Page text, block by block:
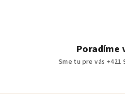
Poradíme
Sme tu pre vás +421